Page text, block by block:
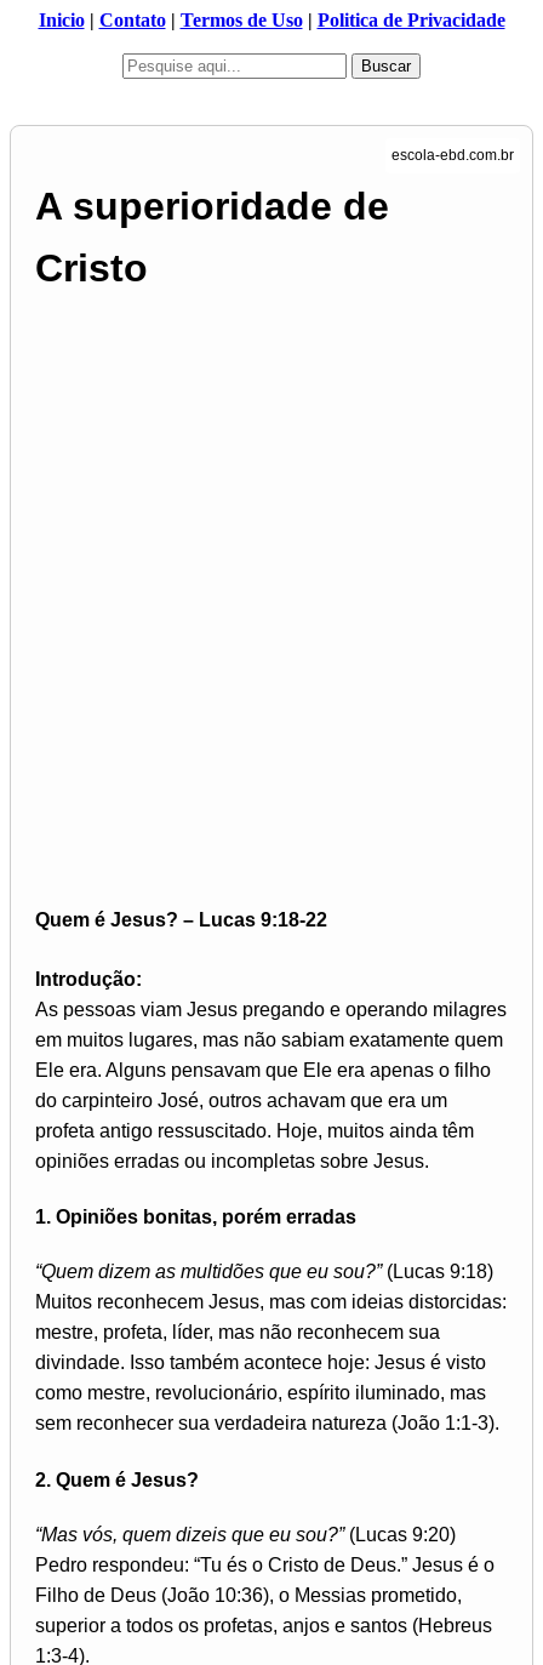
Inicio| Contato| Termos de Uso| Politica de Privacidade
Buscar
A superioridade de
Cristo
Quem é Jesus? – Lucas 9:18-22
Introdução:
As pessoas viam Jesus pregando e operando milagres
em muitos lugares, mas não sabiam exatamente quem
Ele era. Alguns pensavam que Ele era apenas o filho
do carpinteiro José, outros achavam que era um
profeta antigo ressuscitado. Hoje, muitos ainda têm
opiniões erradas ou incompletas sobre Jesus.
1. Opiniões bonitas, porém erradas
“Quem dizem as multidões que eu sou?”(Lucas 9:18)
Muitos reconhecem Jesus, mas com ideias distorcidas:
mestre, profeta, líder, mas não reconhecem sua
divindade. Isso também acontece hoje: Jesus é visto
como mestre, revolucionário, espírito iluminado, mas
sem reconhecer sua verdadeira natureza (João 1:1-3).
2. Quem é Jesus?
“Mas vós, quem dizeis que eu sou?”(Lucas 9:20)
Pedro respondeu: “Tu és o Cristo de Deus.” Jesus é o
Filho de Deus (João 10:36), o Messias prometido,
superior a todos os profetas, anjos e santos (Hebreus
1:3-4).